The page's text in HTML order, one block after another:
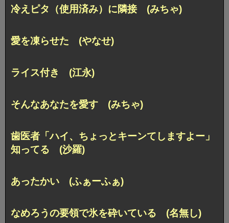
冷えピタ（使用済み）に隣接 (みちゃ)
愛を凍らせた (やなせ)
ライス付き (江永)
そんなあなたを愛す (みちゃ)
歯医者「ハイ、ちょっとキーンてしますよー」
知ってる (沙羅)
あったかい (ふぁーふぁ)
なめろうの要領で氷を砕いている (名無し)